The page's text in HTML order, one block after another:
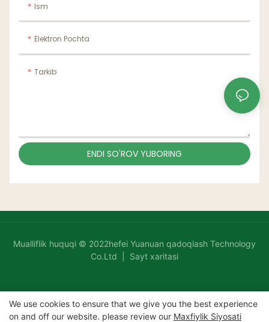
Ism
Elektron Pochta
Tarkib
ENDI SO'ROV YUBORING
Mualliflik huquqi © 2022hefei Yuanuan qadoqlash Technology
Co.Ltd |
Sayt xaritasi
We use cookies to ensure that we give you the best experience
on and off our website. please review our Maxfiylik Siyosati